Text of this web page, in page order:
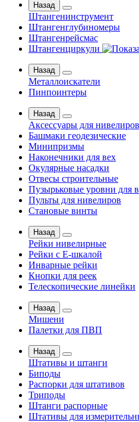
Назад
Штангенинструмент
Штангенглубиномеры
Штангенрейсмас
Штангенциркули
Назад
Металлоискатели
Пинпоинтеры
Назад
Аксессуары для нивелиров
Башмаки геодезические
Минипризмы
Наконечники для вех
Окулярные насадки
Отвесы строительные
Пузырьковые уровни для
Пульты для нивелиров
Становые винты
Назад
Рейки нивелирные
Рейки с Е-шкалой
Инварные рейки
Кнопки для реек
Телескопические линейки
Назад
Мишени
Палетки для ПВП
Назад
Штативы и штанги
Биподы
Распорки для штативов
Триподы
Штанги распорные
Штативы для